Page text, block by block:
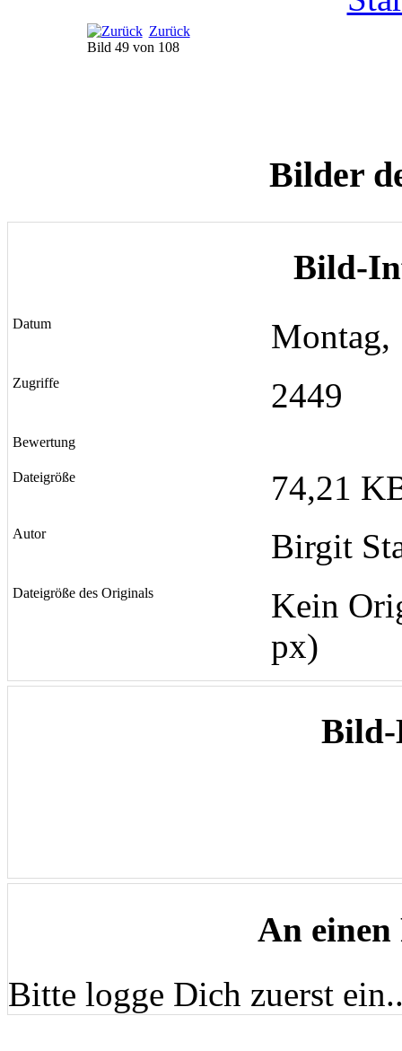
Zurück
Bild 49 von 108
Bilder
Bild-
Datum Montag,
Zugriffe 2449
Bewertung
Dateigröße 74,21
Autor Birgit
Dateigröße des Originals
Kein
px)
Bild-
An einen
Bitte logge Dich zuerst